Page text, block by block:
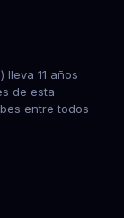
lleva 11 años
de esta
entre todos